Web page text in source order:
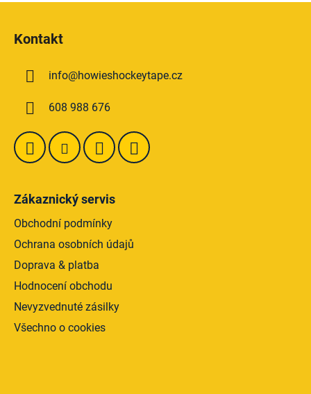
Kontakt
info@howieshockeytape.cz
608 988 676
Zákaznický servis
Obchodní podmínky
Ochrana osobních údajů
Doprava & platba
Hodnocení obchodu
Nevyzvednuté zásilky
Všechno o cookies